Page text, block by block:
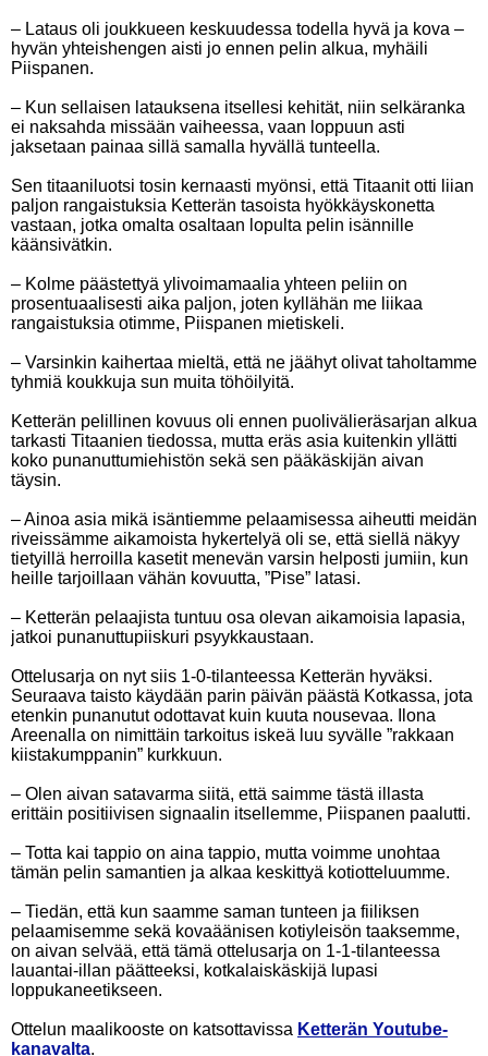
– Lataus oli joukkueen keskuudessa todella hyvä ja kova –
hyvän yhteishengen aisti jo ennen pelin alkua, myhäili
Piispanen.
– Kun sellaisen latauksena itsellesi kehität, niin selkäranka
ei naksahda missään vaiheessa, vaan loppuun asti
jaksetaan painaa sillä samalla hyvällä tunteella.
Sen titaaniluotsi tosin kernaasti myönsi, että Titaanit otti liian
paljon rangaistuksia Ketterän tasoista hyökkäyskonetta
vastaan, jotka omalta osaltaan lopulta pelin isännille
käänsivätkin.
– Kolme päästettyä ylivoimamaalia yhteen peliin on
prosentuaalisesti aika paljon, joten kyllähän me liikaa
rangaistuksia otimme, Piispanen mietiskeli.
– Varsinkin kaihertaa mieltä, että ne jäähyt olivat taholtamme
tyhmiä koukkuja sun muita töhöilyitä.
Ketterän pelillinen kovuus oli ennen puolivälieräsarjan alkua
tarkasti Titaanien tiedossa, mutta eräs asia kuitenkin yllätti
koko punanuttumiehistön sekä sen pääkäskijän aivan
täysin.
– Ainoa asia mikä isäntiemme pelaamisessa aiheutti meidän
riveissämme aikamoista hykertelyä oli se, että siellä näkyy
tietyillä herroilla kasetit menevän varsin helposti jumiin, kun
heille tarjoillaan vähän kovuutta, ”Pise” latasi.
– Ketterän pelaajista tuntuu osa olevan aikamoisia lapasia,
jatkoi punanuttupiiskuri psyykkaustaan.
Ottelusarja on nyt siis 1-0-tilanteessa Ketterän hyväksi.
Seuraava taisto käydään parin päivän päästä Kotkassa, jota
etenkin punanutut odottavat kuin kuuta nousevaa. Ilona
Areenalla on nimittäin tarkoitus iskeä luu syvälle ”rakkaan
kiistakumppanin” kurkkuun.
– Olen aivan satavarma siitä, että saimme tästä illasta
erittäin positiivisen signaalin itsellemme, Piispanen paalutti.
– Totta kai tappio on aina tappio, mutta voimme unohtaa
tämän pelin samantien ja alkaa keskittyä kotiotteluumme.
– Tiedän, että kun saamme saman tunteen ja fiiliksen
pelaamisemme sekä kovaäänisen kotiyleisön taaksemme,
on aivan selvää, että tämä ottelusarja on 1-1-tilanteessa
lauantai-illan päätteeksi, kotkalaiskäskijä lupasi
loppukaneetikseen.
Ottelun maalikooste on katsottavissa Ketterän Youtube-
kanavalta.